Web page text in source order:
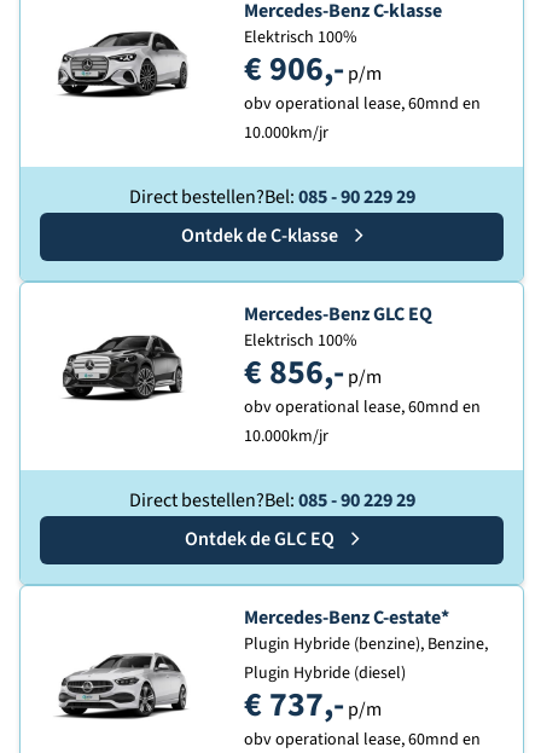
Ontdek de
Mercedes-Benz C-klasse
Elektrisch 100%
€ 906,- p/m
obv operational lease, 60mnd en
10.000km/jr
Direct bestellen?Bel:085 - 90 229 29
Ontdek deMercedes-Benz
C-klasse
Ontdek de
Mercedes-Benz GLC EQ
Elektrisch 100%
€ 856,- p/m
obv operational lease, 60mnd en
10.000km/jr
Direct bestellen?Bel:085 - 90 229 29
Ontdek deMercedes-Benz
GLC EQ
Ontdek de
Mercedes-Benz C-estate*
Plugin Hybride (benzine), Benzine,
Plugin Hybride (diesel)
€ 737,- p/m
obv operational lease, 60mnd en